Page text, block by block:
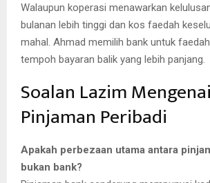
Walaupun koperasi menawarkan
bulanan lebih tinggi dan kos faedah
mahal. Ahmad memilih bank untuk
tempoh bayaran balik yang lebih panjang.
Soalan Lazim Mengenai
Pinjaman Peribadi
Apakah perbezaan utama antara
bukan bank?